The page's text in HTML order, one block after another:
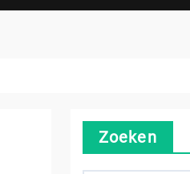
Zoeken